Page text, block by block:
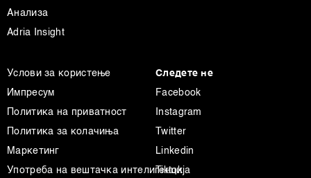
Анализа
Adria Insight
Услови за користење
Импресум
Политика на приватност
Политика за колачиња
Маркетинг
Употреба на вештачка интелигенција
Следете не
Facebook
Instagram
Twitter
Linkedin
Tiktok